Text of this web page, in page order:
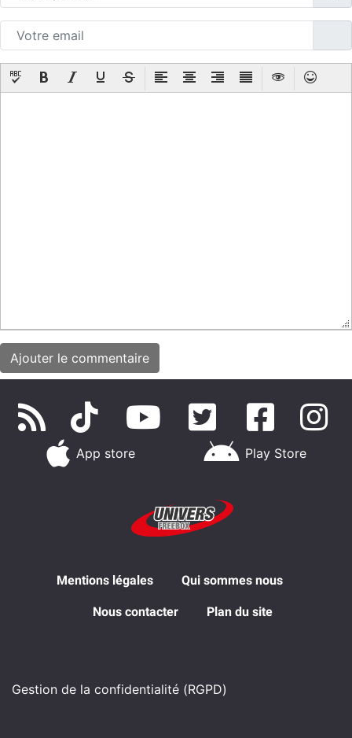
App store Play Store
Mentions légales Qui sommes nous
Nous contacter Plan du site
Gestion de la confidentialité (RGPD)